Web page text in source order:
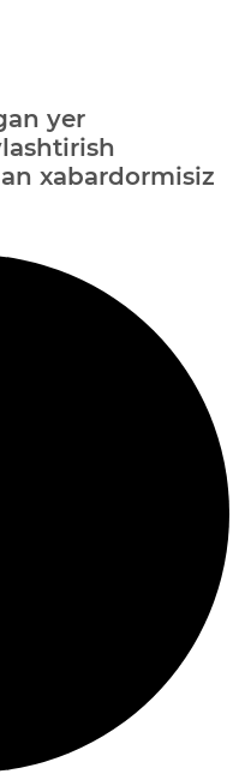
yer
xabardormisiz